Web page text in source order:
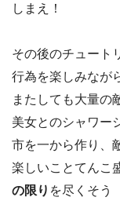
しまえ！
その後のチュート
行為を楽しみなが
またしても大量の
美女とのシャワー
市を一から作り、
楽しいことてんこ
の限り を尽くそう